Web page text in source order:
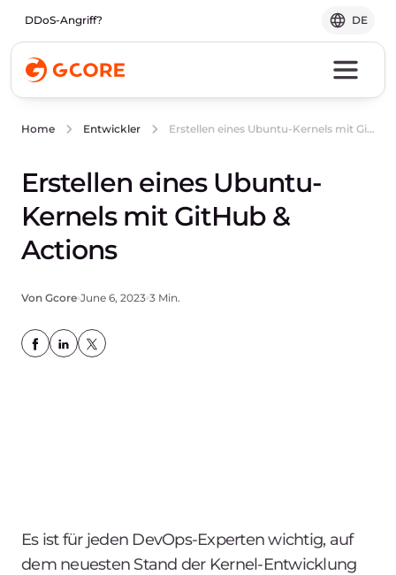
DDoS-Angriff? DE
Home Entwickler Erstellen eines Ubuntu-Kernels mit GitHub & Actions
Erstellen eines Ubuntu-
Kernels mit GitHub &
Actions
Von Gcore June 6, 2023 3 Min.
Es ist für jeden DevOps-Experten wichtig, auf
dem neuesten Stand der Kernel-Entwicklung